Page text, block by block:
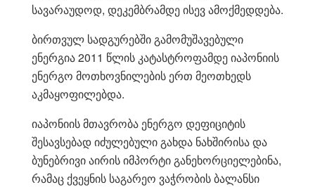
სავარაუდოდ, დეკემბრამდე ისევ ამოქმედდება.
ბირთვულ სადგურებში გამომუშავებული
ენერგია 2011 წლის კატასტროფამდე იაპონიის
ენერგო მოთხოვნილების ერთ მეოთხედს
აკმაყოფილებდა.
იაპონიის მთავრობა ენერგო დეფიციტის
შესავსებად იძულებული გახდა ნახშირისა და
ბუნებრივი აირის იმპორტი განეხორციელებინა,
რამაც ქვეყნის საგარეო ვაჭრობის ბალანსი